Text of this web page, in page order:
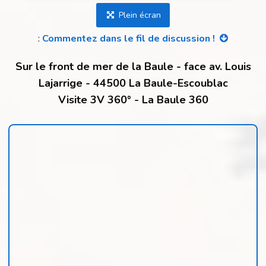
Plein écran
: Commentez dans le fil de discussion !
Sur le front de mer de la Baule - face av. Louis
Lajarrige - 44500 La Baule-Escoublac
Visite 3V 360° - La Baule 360